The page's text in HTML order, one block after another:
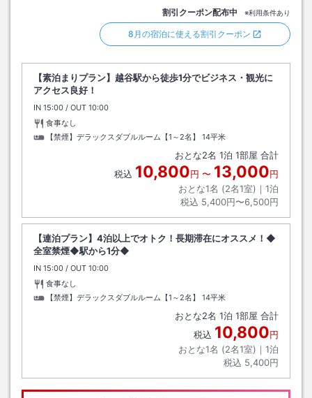
割引クーポン配布中 ※利用条件あり
8月の宿泊に使える割引クーポン
【素泊まりプラン】越谷駅から徒歩1分でビジネス・観光に
アクセス良好！
IN チェックイン
15:00 / OUT チェックアウト
10:00
食事なし
【禁煙】デラックスダブルルーム【1～2名】
14平米
おとな2名 1泊 1部屋 合計
税込 10,800円 〜 13,000円
おとな1名 (2名1室)｜ 1泊
税込 5,400円〜6,500円
【連泊プラン】4泊以上でオトク！長期滞在にオススメ！◆
全室禁煙◆駅から1分◆
IN チェックイン
15:00 / OUT チェックアウト
10:00
食事なし
【禁煙】デラックスダブルルーム【1～2名】
14平米
おとな2名 1泊 1部屋 合計
税込 10,800円
おとな1名 (2名1室)｜ 1泊
税込 5,400円